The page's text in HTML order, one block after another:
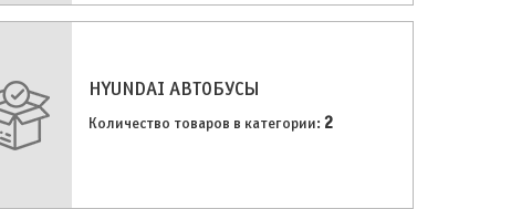
HYUNDAI АВТОБУСЫ
Количество товаров в категории:2